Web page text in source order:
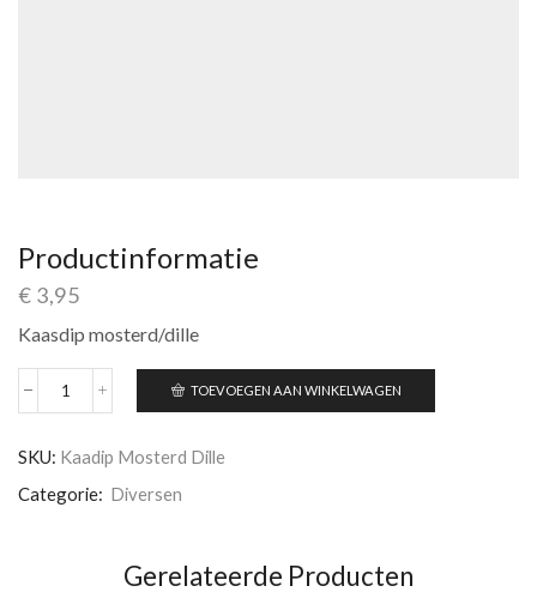
Productinformatie
€ 3,95
Kaasdip mosterd/dille
Kaasdip
TOEVOEGEN AAN WINKELWAGEN
SKU: Kaadip Mosterd Dille
Categorie: Diversen
Gerelateerde Producten